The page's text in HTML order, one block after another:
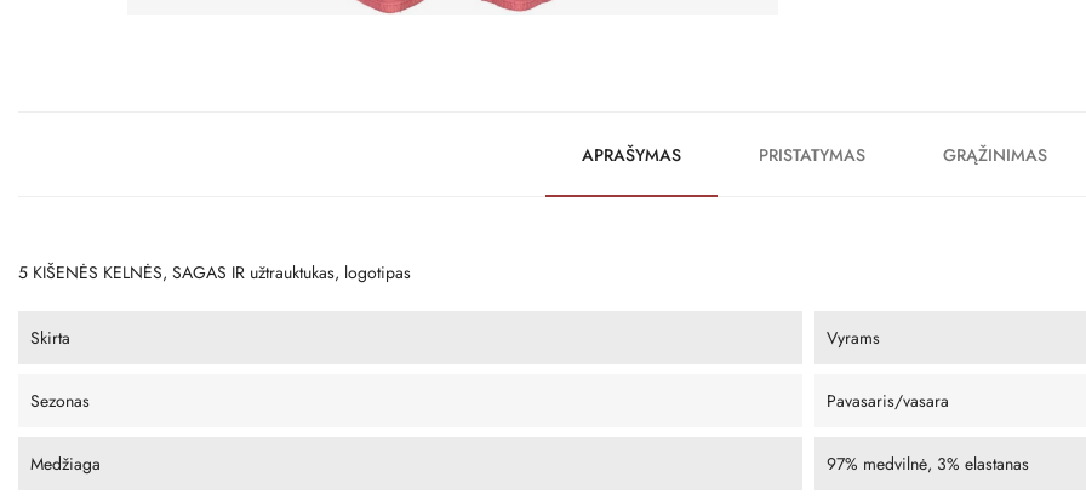
APRAŠYMAS PRISTATYMAS GRĄŽINIMAS
5 KIŠENĖS KELNĖS, SAGAS IR užtrauktukas, logotipas
Skirta Vyrams
Sezonas Pavasaris/vasara
Medžiaga 97% medvilnė, 3% elastanas